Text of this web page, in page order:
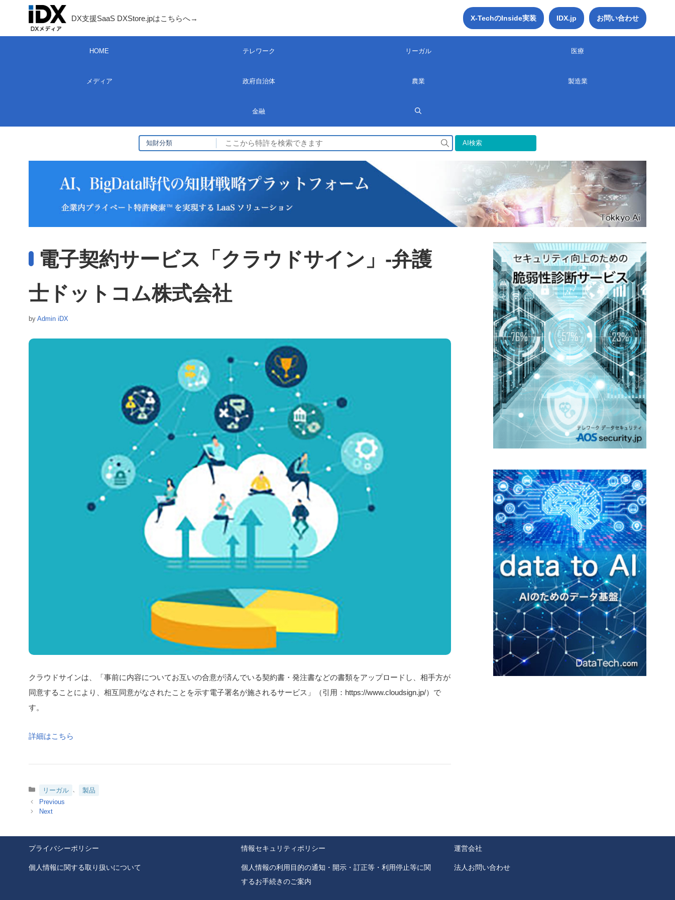
テ
ッ
DX支援SaaS DXStore.jpはこちらへ→​ X-TechのInside実装 IDX.jp お問い合わせ
HOME テレワーク リーガル 医療
メディア 政府自治体 農業 製造業
金融
知財分類
検
索
AI検索
電子契約サービス「クラウドサイン」-弁護
士ドットコム株式会社
by Admin iDX
クラウドサインは、「事前に内容についてお互いの合意が済んでいる契約書・発注書などの書類をアップロードし、相手方が
同意することにより、相互同意がなされたことを示す電子署名が施されるサービス」（引用：https://www.cloudsign.jp/）で
す。
詳細はこちら
カ
テ
ゴ
リーガル 、 製品
プライバシーポリシー
個人情報に関する取り扱いについて
情報セキュリティポリシー
個人情報の利用目的の通知・開示・訂正等・利用停止等に関
するお手続きのご案内
運営会社
法人お問い合わせ